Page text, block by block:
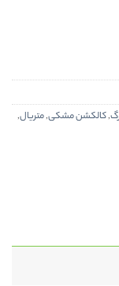
,کالکشن مشکی,متریال,